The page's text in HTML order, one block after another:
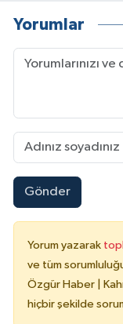
Yorumlar
Gönder
Yorum yazarak
ve tüm
Özgür Haber |
hiçbir şekilde